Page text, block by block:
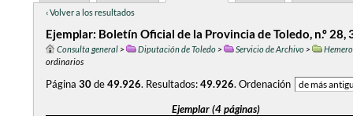
‹ Volver a los resultados
Ejemplar: Boletín Oficial de la Provincia de Toledo, n.º
Consulta general> Diputación de Toledo> Servicio de Archivo>
ordinarios
Página 30de49.926. Resultados:49.926. Ordenación
Ejemplar (4 páginas)